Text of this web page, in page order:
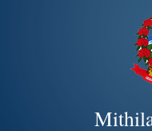
Skip
main